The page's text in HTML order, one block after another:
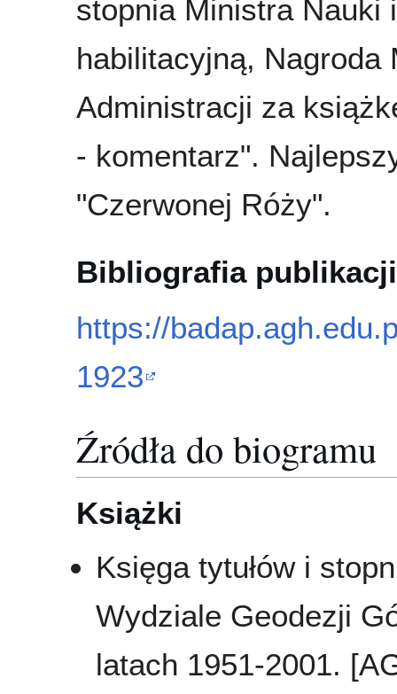
stopnia Ministra Nauki
habilitacyjną, Nagroda
Administracji za
- komentarz".
"Czerwonej Róży".
Bibliografia publikacji
https://
1923
Źródła do biogramu
Książki
Księga tytułów i
Wydziale Geodezji
latach 1951-2001.